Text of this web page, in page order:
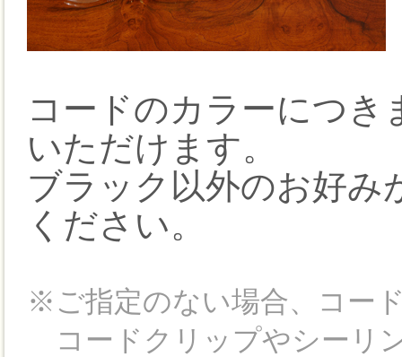
コードのカラーにつ
いただけます。
ブラック以外のお好み
ください。
※ご指定のない場合、コー
コードクリップやシーリ